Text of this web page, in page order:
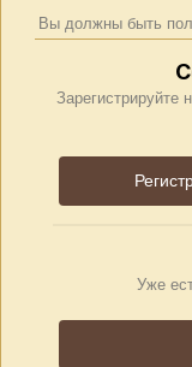
Вы должны быть
Зарегистрируйте
Уже